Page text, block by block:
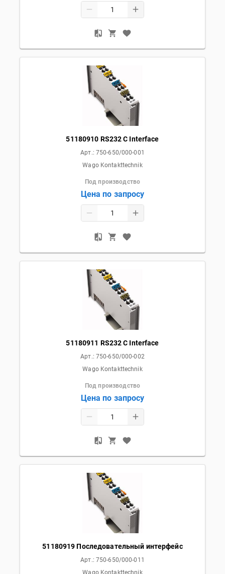
51180910 RS232 C Interface
Арт.: 750-650/000-001
Wago Kontakttechnik
Под производство
Цена по запросу
51180911 RS232 C Interface
Арт.: 750-650/000-002
Wago Kontakttechnik
Под производство
Цена по запросу
51180919 Последовательный интерфейс
Арт.: 750-650/000-011
Wago Kontakttechnik